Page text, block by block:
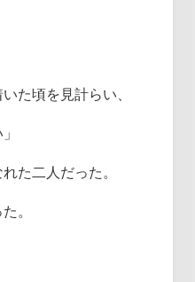
た頃を見計らい、
た二人だった。
。